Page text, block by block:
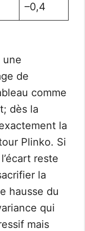
–0,4
une
de
comme
dès la
la
Plinko. Si
reste
la
hausse du
qui
mais